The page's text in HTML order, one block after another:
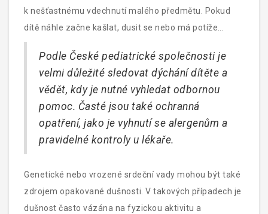
k nešťastnému vdechnutí malého předmětu. Pokud
dítě náhle začne kašlat, dusit se nebo má potíže
dýchat, okamžitě vyhledejte lékařskou pomoc.
Podle České pediatrické společnosti je
velmi důležité sledovat dýchání dítěte a
vědět, kdy je nutné vyhledat odbornou
pomoc. Časté jsou také ochranná
opatření, jako je vyhnutí se alergenům a
pravidelné kontroly u lékaře.
Genetické nebo vrozené srdeční vady mohou být také
zdrojem opakované dušnosti. V takových případech je
dušnost často vázána na fyzickou aktivitu a